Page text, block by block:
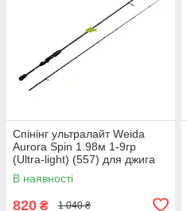
Спінінг ультралайт Weida
Aurora Spin 1.98м 1-9гр
(Ultra-light) (557) для джига
В наявності
820 ₴ 1 040 ₴